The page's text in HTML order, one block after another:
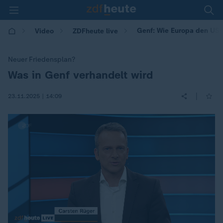
Video ZDFheute live Genf: Wie Europa den
Neuer Friedensplan?
:
Was in Genf verhandelt wird
23.11.2025 | 14:09